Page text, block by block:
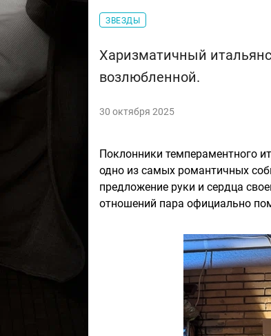
ЗВЕЗДЫ
Харизматичный
возлюбленной.
30 октября 2025
Поклонники темпераментного
одно из самых романтичных
предложение руки и сердца
отношений пара официально